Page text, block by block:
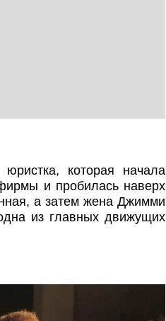
которая начала
и пробилась наверх
а затем жена Джимми
из главных движущих